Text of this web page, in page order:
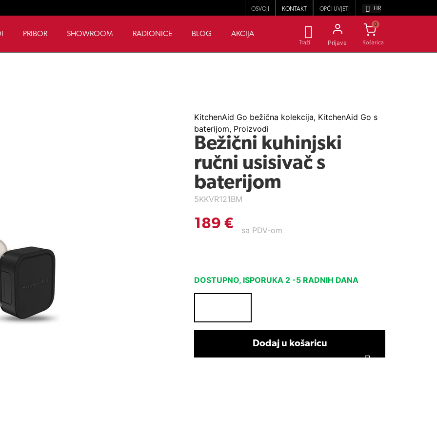
OSVOJI KONTAKT OPĆI UVJETI HR
PRIBOR SHOWROOM RADIONICE BLOG AKCIJA
Traži Prijava
0
KitchenAid Go bežična kolekcija, KitchenAid Go s
baterijom, Proizvodi
Bežični kuhinjski
ručni usisivač s
baterijom
5KKVR121BM
189 € sa PDV-om
DOSTUPNO, ISPORUKA 2 -5 RADNIH DANA
Dodaj u košaricu